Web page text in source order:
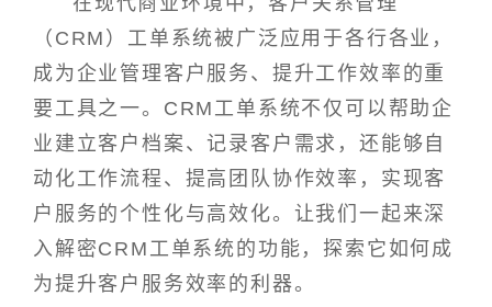
（CRM）工单系统被广泛应用于各行各业，
成为企业管理客户服务、提升工作效率的重
要工具之一。CRM工单系统不仅可以帮助企
业建立客户档案、记录客户需求，还能够自
动化工作流程、提高团队协作效率，实现客
户服务的个性化与高效化。让我们一起来深
入解密CRM工单系统的功能，探索它如何成
为提升客户服务效率的利器。